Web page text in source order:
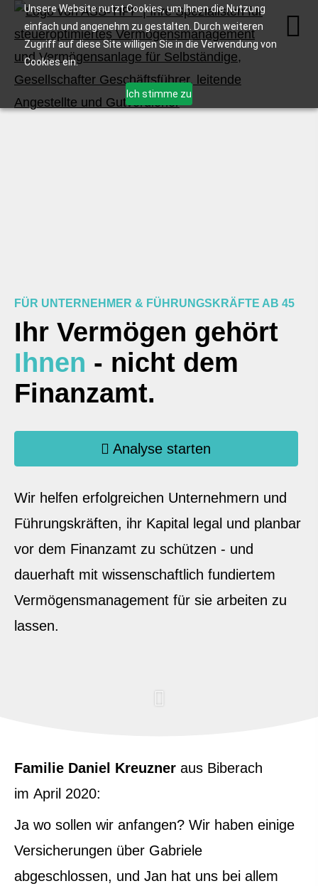
Unsere Website nutzt Cookies, um Ihnen die Nutzung
einfach und angenehm zu gestalten. Durch weiteren
Zugriff auf diese Site willigen Sie in die Verwendung von
Cookies ein.
Ich stimme zu
FÜR UNTERNEHMER & FÜHRUNGSKRÄFTE AB 45
Ihr Vermögen gehört
Ihnen - nicht dem
Finanzamt.
Analyse starten
Wir helfen erfolgreichen Unternehmern und
Führungskräften, ihr Kapital legal und planbar
vor dem Finanzamt zu schützen - und
dauerhaft mit wissenschaftlich fundiertem
Vermögensmanagement für sie arbeiten zu
lassen.
Familie Daniel Kreuzner aus Biberach
im April 2020:
Ja wo sollen wir anfangen? Wir haben einige
Versicherungen über Gabriele
abgeschlossen, und Jan hat uns bei allem